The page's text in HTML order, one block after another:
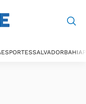
ESPORTESSALVADORBAHIA